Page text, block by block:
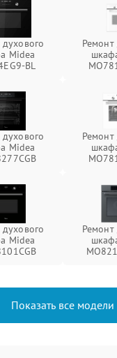
Midea
BL
Ремонт
Midea
Ремонт
Midea
Ремонт
Показать все модели